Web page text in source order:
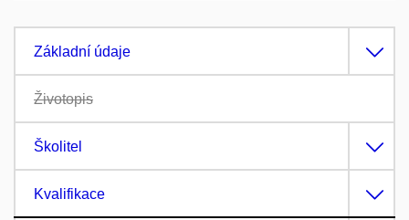
Základní údaje
Životopis
Školitel
Kvalifikace